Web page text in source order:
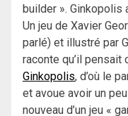
builder ». Ginkopolis
Un jeu de Xavier
parlé) et illustré par
raconte qu’il pensait
Ginkopolis, d’où le
et avoue avoir un
nouveau d’un jeu «